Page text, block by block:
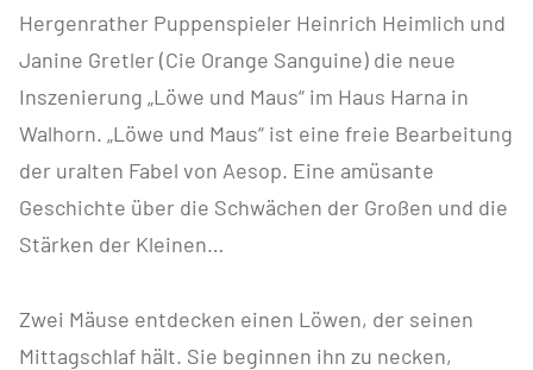
Hergenrather Puppenspieler Heinrich Heimlich und
Janine Gretler (Cie Orange Sanguine) die neue
Inszenierung „Löwe und Maus“ im Haus Harna in
Walhorn. „Löwe und Maus“ ist eine freie Bearbeitung
der uralten Fabel von Aesop. Eine amüsante
Geschichte über die Schwächen der Großen und die
Stärken der Kleinen…
Zwei Mäuse entdecken einen Löwen, der seinen
Mittagschlaf hält. Sie beginnen ihn zu necken,